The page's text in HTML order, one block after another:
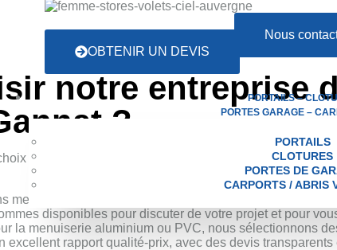
OBTENIR UN DEVIS
PORTAILS –
PORTES GARAGE –
PORTAILS
CLOTURES
PORTES DE
CARPORTS / ABRIS
Nous
notre entreprise
?
d’un artisan local qui propose un savoir-faire et un
menuisiers disposent de plusieurs années d'expérience,
disponibles pour discuter de votre projet et pour
la menuiserie aluminium ou PVC, nous sélectionnons
excellent rapport qualité-prix, avec des devis